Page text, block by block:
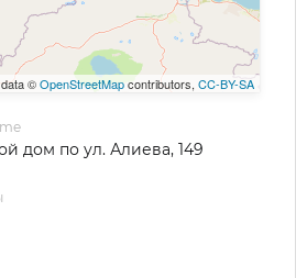
©OpenStreetMapcontributors, CC-BY-SA
дом по ул. Алиева, 149